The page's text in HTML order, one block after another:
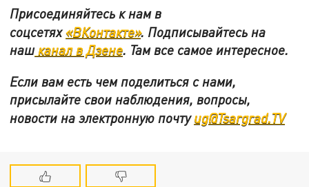
Присоединяйтесь к нам в
соцсетях«ВКонтакте». Подписывайтесь на
нашканал в Дзене. Там все самое интересное.
Если вам есть чем поделиться с нами,
присылайте свои наблюдения, вопросы,
новости на электронную почтуug@Tsargrad.TV